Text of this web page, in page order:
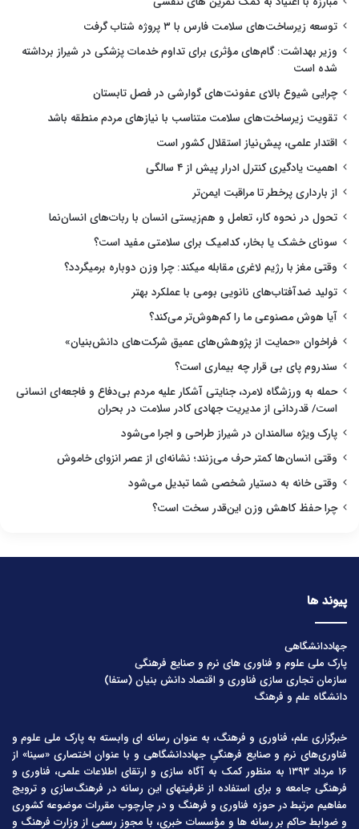
توسعه زیرساخت‌های سلامت فارس با ۳ پروژه شتاب گرفت
وزیر بهداشت: گام‌های مؤثری برای تداوم خدمات پزشکی در شیراز برداشته
شده است
چرایی شیوع بالای عفونت‌های گوارشی در فصل تابستان
تقویت زیرساخت‌های سلامت متناسب با نیازهای مردم منطقه باشد
اقتدار علمی، پیش‌نیاز استقلال کشور است
اهمیت یادگیری کنترل ادرار پیش از ۴ سالگی
از بارداری پرخطر تا مراقبت ایمن‌تر
تحول در نحوه کار، تعامل و هم‌زیستی انسان با ربات‌های انسان‌نما
سونای خشک یا بخار، کدامیک برای سلامتی مفید است؟
وقتی مغز با رژیم لاغری مقابله میکند: چرا وزن دوباره برمیگردد؟
تولید ضدآفتاب‌های نانویی بومی با عملکرد بهتر
آیا هوش مصنوعی ما را کم‌هوش‌تر می‌کند؟
فراخوان «حمایت از پژوهش‌های عمیق شرکت‌های دانش‌بنیان»
سندروم پای بی قرار چه بیماری است؟
حمله به ورزشگاه لامرد، جنایتی آشکار علیه مردم بی‌دفاع و فاجعه‌ای انسانی
است/ قدردانی از مدیریت جهادی کادر سلامت در بحران
پارک ویژه سالمندان در شیراز طراحی و اجرا می‌شود
وقتی انسان‌ها کمتر حرف می‌زنند؛ نشانه‌ای از عصر انزوای خاموش
وقتی خانه به دستیار شخصی شما تبدیل می‌شود
چرا حفظ کاهش وزن این‌قدر سخت است؟
پیوند ها
جهاددانشگاهی
پارک ملی علوم و فناوری های نرم و صنایع فرهنگی
سازمان تجاری سازی فناوری و اقتصاد دانش بنیان (ستفا)
دانشگاه علم و فرهنگ
خبرگزاری علم، فناوری و فرهنگ، به عنوان رسانه ای وابسته به پارک ملی علوم و
فناوری‌های نرم و صنایع فرهنگیِ جهاددانشگاهی و با عنوان اختصاری «سینا» از
۱۶ مرداد ۱۳۹۳ به منظور کمک به آگاه سازی و ارتقای اطلاعات علمی، فناوری و
فرهنگی جامعه و برای استفاده از ظرفیتهای این رسانه در فرهنگ‌سازی و ترویج
مفاهیم مرتبط در حوزه فناوری و فرهنگ و در چارچوب مقررات موضوعه کشوری
و ضوابط حاکم بر رسانه ها و مؤسسات خبری، با مجوز رسمی از وزارت فرهنگ و